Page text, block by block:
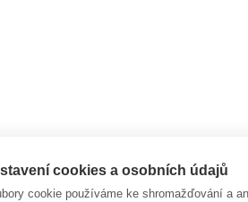
cookies a osobních údajů
cookie používáme ke shromažďování a